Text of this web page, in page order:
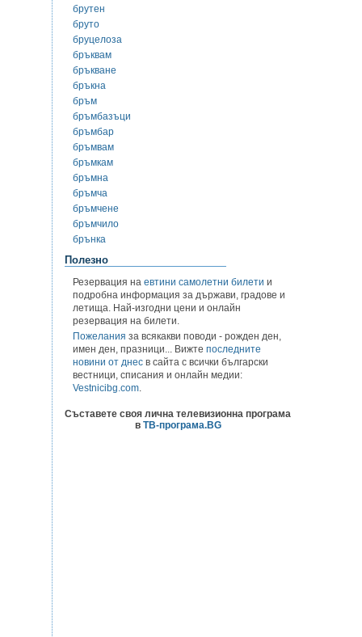
брутен
бруто
бруцелоза
бръквам
бръкване
бръкна
бръм
бръмбазъци
бръмбар
бръмвам
бръмкам
бръмна
бръмча
бръмчене
бръмчило
брънка
Полезно
Резервация на евтини самолетни билети и
подробна информация за държави, градове и
летища. Най-изгодни цени и онлайн
резервация на билети.
Пожелания за всякакви поводи - рожден ден,
имен ден, празници... Вижте последните
новини от днес в сайта с всички български
вестници, списания и онлайн медии:
Vestnicibg.com.
Съставете своя лична телевизионна програма
в ТВ-програма.BG